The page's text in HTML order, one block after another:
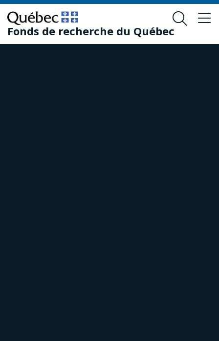
Passer
au
contenu
principal
Passer
au
pied
de
Fonds de recherche du Québec